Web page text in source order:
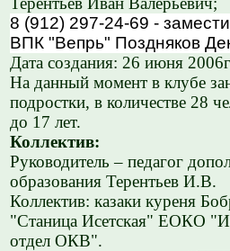
8 (912) 297-24-69 -
ВПК "Вепрь" Поздняков
Дата создания: 26 июня
На данный момент в клубе
подростки, в количестве 28
до 17 лет.
Коллектив:
Руководитель – педагог
образования Терентьев И.В.
Коллектив: казаки куреня
"Станица Исетская" ЕОКО
отдел ОКВ".